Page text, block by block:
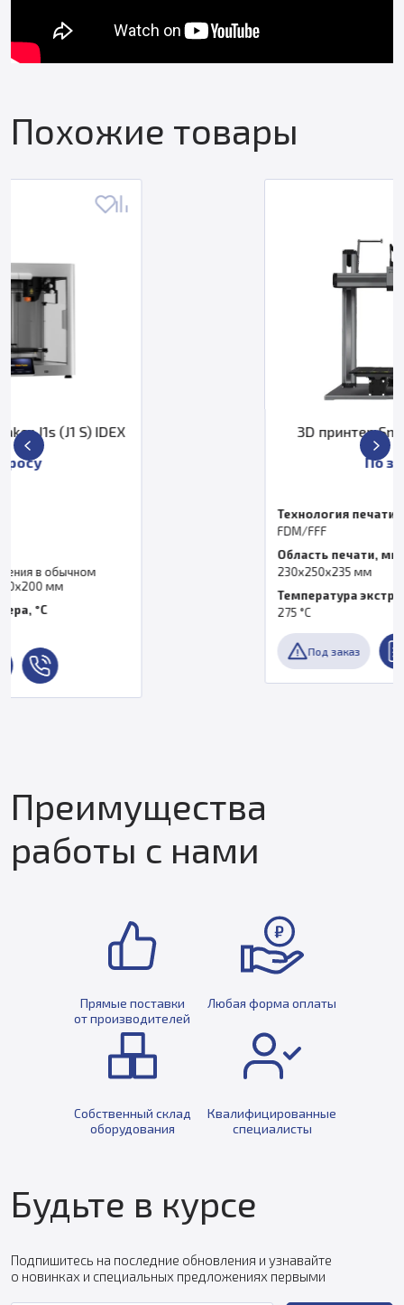
Похожие товары
3D принтер Snapmaker 2.0 F250
230x250x235 мм
Преимущества
работы с нами
Прямые поставки
от производителей
Любая форма оплаты
Собственный склад
оборудования
Квалифицированные
специалисты
Будьте в курсе
Подпишитесь на последние обновления и узнавайте
о новинках и специальных предложениях первыми